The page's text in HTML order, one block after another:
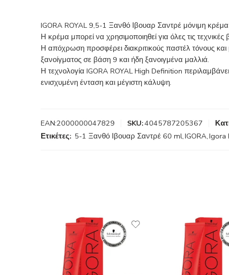
IGORA ROYAL 9,5-1 Ξανθό Ιβουαρ Σαντρέ μόνιμη
Η κρέμα μπορεί να χρησιμοποιηθεί για όλες τις τεχνικές
Η απόχρωση προσφέρει διακριτικούς παστέλ τόνους
ξανοίγματος σε βάση 9 και ήδη ξανοιγμένα μαλλιά.
Η τεχνολογία IGORA ROYAL High Definition
ενισχυμένη ένταση και μέγιστη κάλυψη.
EAN:2000000047829 SKU:4045787205367
Ετικέτες: 5-1 Ξανθό Ιβουαρ Σαντρέ 60 ml,IGORA,Igora